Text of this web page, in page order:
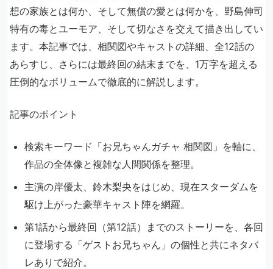
想の家族とは何か、そして無償の愛とは何かを、野島伸司
特有の毒とユーモア、そして切なさを交えて描き出してい
ます。本記事では、相関図やキャストの詳細、全12話の
あらすじ、さらには最終回の結末までを、1万字を超える
圧倒的なボリュームで徹底的に解説します。
記事のポイント
検索キーワード「お兄ちゃんガチャ 相関図」を軸に、
作品の全体像と複雑な人間関係を整理。
主演の岸優太、鈴木梨央をはじめ、現在スターダムを
駆け上がった豪華キャスト陣を網羅。
第1話から最終回（第12話）までのストーリーを、各回
に登場する「ゲストお兄ちゃん」の個性と共にネタバ
レありで紹介。